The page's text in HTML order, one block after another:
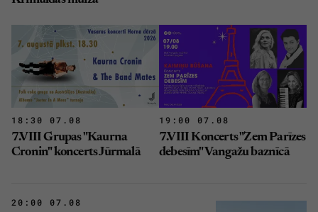
18:30 07.08
7.VIII Grupas "Kaurna
Cronin" koncerts Jūrmalā
19:00 07.08
7.VIII Koncerts "Zem Parīzes
debesīm" Vangažu baznīcā
20:00 07.08